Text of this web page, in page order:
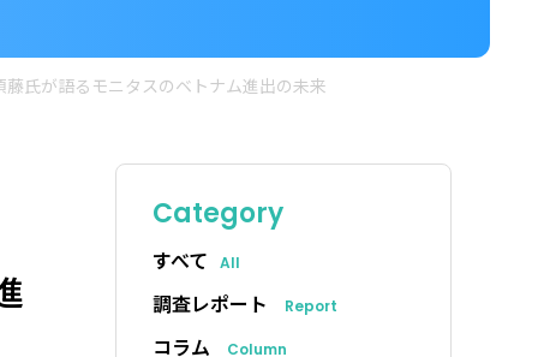
氏が語るモニタスのベトナム進出の未来
Category
すべて All
調査レポート Report
コラム Column